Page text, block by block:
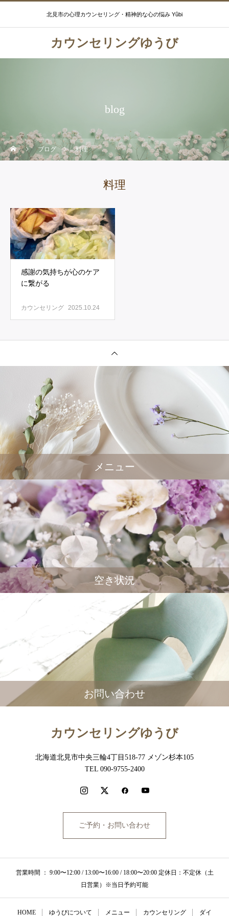
北見市の心理カウンセリング・精神的な心の悩み Yûbi
カウンセリングゆうび
blog
ブログ 料理
料理
感謝の気持ちが心のケア
に繋がる
カウンセリング 2025.10.24
メニュー
空き状況
お問い合わせ
カウンセリングゆうび
北海道北見市中央三輪4丁目518-77 メゾン杉本105
TEL 090-9755-2400
ご予約・お問い合わせ
営業時間 ： 9:00〜12:00 / 13:00〜16:00 / 18:00〜20:00 定休日：不定休（土
日営業）※当日予約可能
HOME ゆうびについて メニュー カウンセリング ダイ